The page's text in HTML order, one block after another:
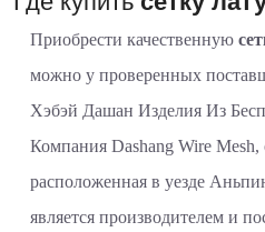
Приобрести качественную
можно у проверенных
Хэбэй Дашан Изделия Из
Компания Dashang Wire Mesh,
расположенная в уезде
является производителем и